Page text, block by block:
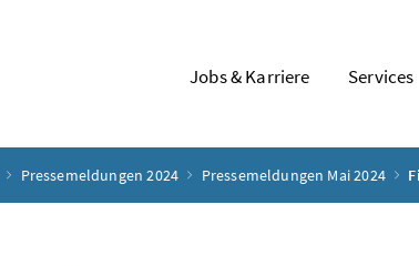
Jobs & Karriere Services
Pressemeldungen 2024 Pressemeldungen Mai 2024